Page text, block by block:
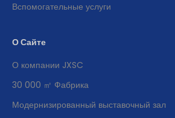
Вспомогательные услуги
О Сайте
О компании JXSC
30 000 ㎡ Фабрика
Модернизированный выставочный зал